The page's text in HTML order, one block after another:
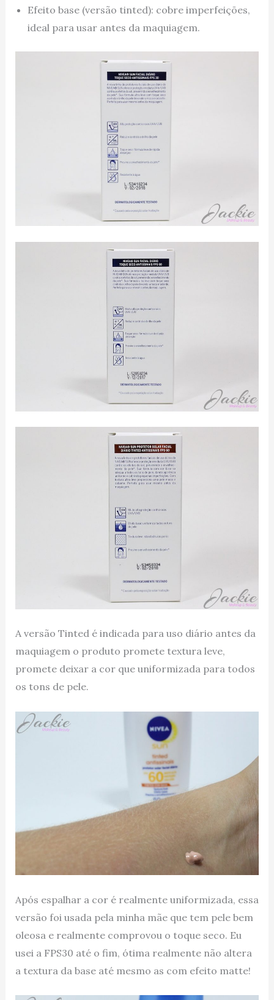
Efeito base (versão tinted): cobre imperfeições,
ideal para usar antes da maquiagem.
A versão Tinted é indicada para uso diário antes da
maquiagem o produto promete textura leve,
promete deixar a cor que uniformizada para todos
os tons de pele.
Após espalhar a cor é realmente uniformizada, essa
versão foi usada pela minha mãe que tem pele bem
oleosa e realmente comprovou o toque seco. Eu
usei a FPS30 até o fim, ótima realmente não altera
a textura da base até mesmo as com efeito matte!